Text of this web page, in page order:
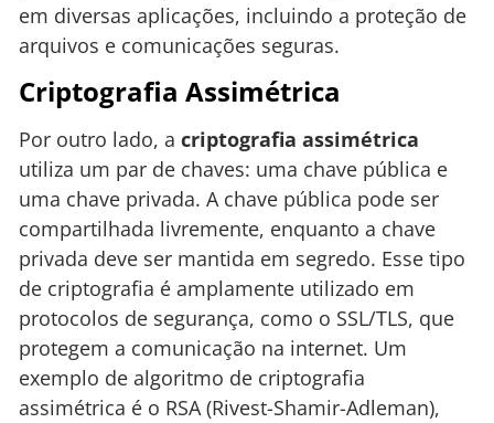
em diversas aplicações, incluindo a proteção de
arquivos e comunicações seguras.
Criptografia Assimétrica
Por outro lado, a criptografia assimétrica
utiliza um par de chaves: uma chave pública e
uma chave privada. A chave pública pode ser
compartilhada livremente, enquanto a chave
privada deve ser mantida em segredo. Esse tipo
de criptografia é amplamente utilizado em
protocolos de segurança, como o SSL/TLS, que
protegem a comunicação na internet. Um
exemplo de algoritmo de criptografia
assimétrica é o RSA (Rivest-Shamir-Adleman),